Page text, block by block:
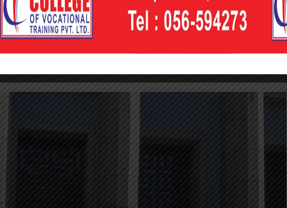
र समृद्धिको यात्रा पनि हो।समारोहको समापनसँगै,
यी महान व्यक्तिहरूको सम्मानमा खड़ा हुँदै, शान्ति र
साथ काम गर्नको लागि प्रतिबद्धता जनाए।